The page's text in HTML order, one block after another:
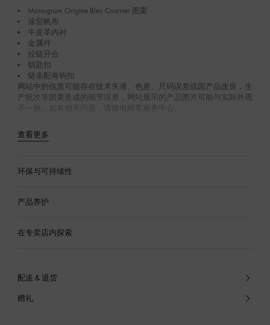
Monogram Origine Bleu Courrier 图案
涂层帆布
牛皮革内衬
金属件
拉链开合
钥匙扣
链条配有钩扣
网站中的信息可能存在技术失准、色差、尺码误差或因产品改良，生
产批次等因素造成的细节误差，网站展示的产品图片可能与实际外观
不一致。如有相关问题，请致电顾客服务中心。
查看更多
环保与可持续性
产品养护
在专卖店内探索
配送 & 退货
赠礼